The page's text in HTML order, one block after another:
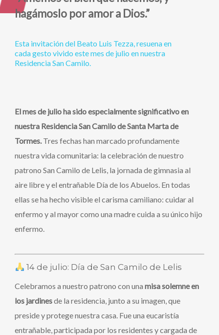
hagámoslo por amor a Dios.”
Esta invitacióndel Beato Luis Tezza,resuenaen
cadagesto vivido estemes de julio ennuestra
ResidenciaSanCamilo.
El mes de julio ha sido especialmente significativo en
nuestra Residencia San Camilo de Santa Marta de
Tormes.Tres fechas han marcado profundamente
nuestra vida comunitaria: la celebración de nuestro
patrono San Camilo de Lelis, la jornada de gimnasia al
aire libre y el entrañable Día de los Abuelos. En todas
ellas se ha hecho visible el carisma camiliano: cuidar al
enfermo y al mayor como una madre cuida a su único hijo
enfermo.
14 de julio: Día de San Camilo de Lelis
Celebramos a nuestro patrono con unamisa solemne en
los jardinesde la residencia, junto a su imagen, que
preside y protege nuestra casa. Fue una eucaristía
entrañable, participada por los residentes y cargada de